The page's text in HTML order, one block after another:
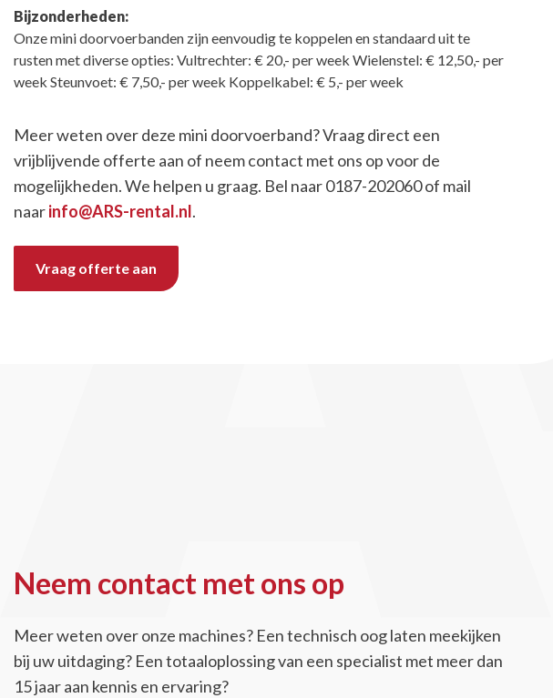
Bijzonderheden:
Onze mini doorvoerbanden zijn eenvoudig te koppelen en standaard uit te
rusten met diverse opties: Vultrechter: € 20,- per week Wielenstel: € 12,50,- per
week Steunvoet: € 7,50,- per week Koppelkabel: € 5,- per week
Meer weten over deze mini doorvoerband? Vraag direct een
vrijblijvende offerte aan of neem contact met ons op voor de
mogelijkheden. We helpen u graag. Bel naar 0187-202060 of mail
naarinfo@ARS-rental.nl.
Vraag offerte aan
Neem contact met ons op
Meer weten over onze machines? Een technisch oog laten meekijken
bij uw uitdaging? Een totaaloplossing van een specialist met meer dan
15 jaar aan kennis en ervaring?